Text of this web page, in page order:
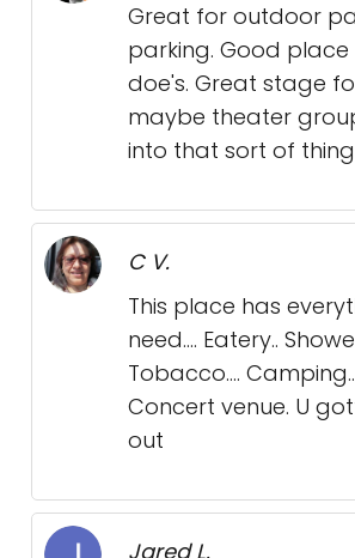
Great for outdoor
parking. Good
doe's. Great stage
maybe theater
into that sort of thing
C V.
This place has
need.... Eatery..
Tobacco.... Camping..
Concert venue. U
out
Jared L.